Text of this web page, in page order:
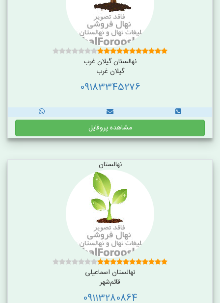
نهالستان گیلان غرب
گیلان غرب
09183345276
مشاهده پروفایل
نهالستان
نهالستان اسماعیلی
قائم‌شهر
09113280864